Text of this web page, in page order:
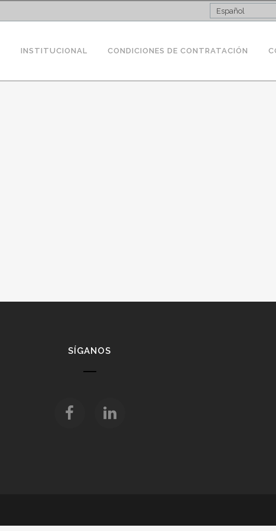
Español
INSTITUCIONAL CONDICIONES DE CONTRATACIÓN
SÍGANOS